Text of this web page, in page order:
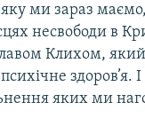
ми зараз
несвободи в
Клихом,
здоров’я.
яких ми